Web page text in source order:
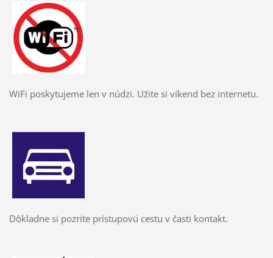
WiFi poskytujeme len v núdzi. Užite si víkend bez internetu.
Dôkladne si pozrite prístupovú cestu v časti kontakt.